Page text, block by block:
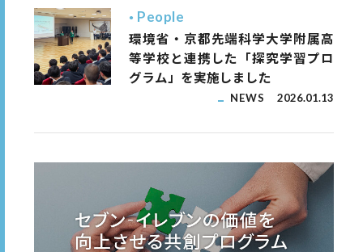
People
環境省・京都先端科学大学附属高
等学校と連携した「探究学習プロ
グラム」を実施しました
NEWS 2026.01.13